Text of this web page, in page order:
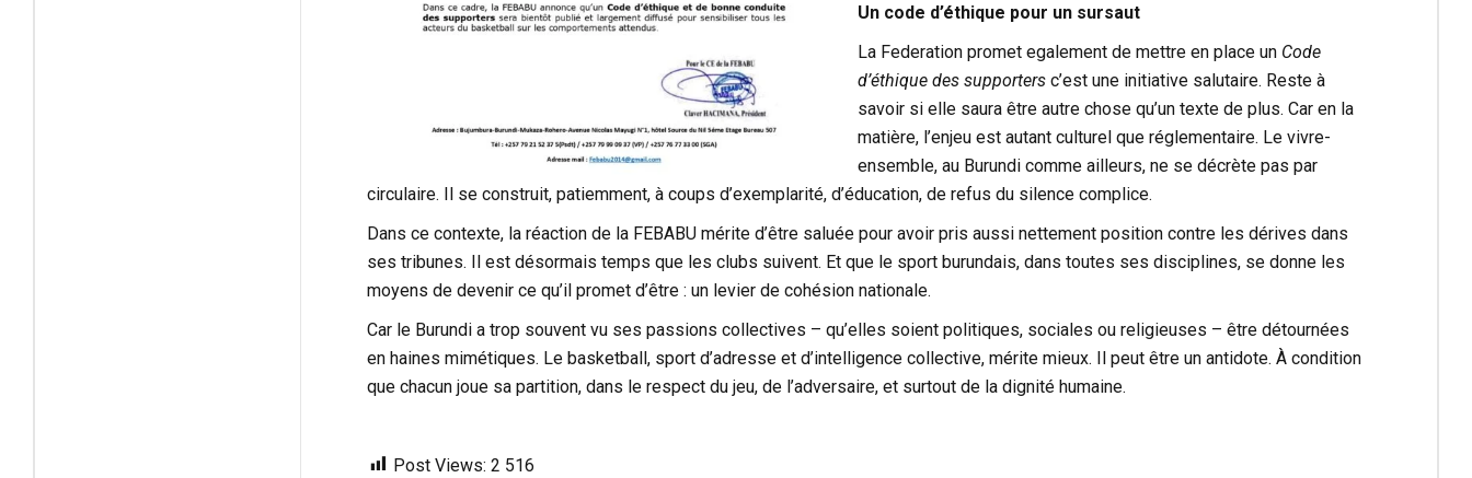
Un code d’éthique pour un sursaut
La Federation promet egalement de mettre en place un Code
d’éthique des supportersc’est une initiative salutaire. Reste à
savoir si elle saura être autre chose qu’un texte de plus. Car en la
matière, l’enjeu est autant culturel que réglementaire. Le vivre-
ensemble, au Burundi comme ailleurs, ne se décrète pas par
circulaire. Il se construit, patiemment, à coups d’exemplarité, d’éducation, de refus du silence complice.
Dans ce contexte, la réaction de la FEBABU mérite d’être saluée pour avoir pris aussi nettement position contre les dérives dans
ses tribunes. Il est désormais temps que les clubs suivent. Et que le sport burundais, dans toutes ses disciplines, se donne les
moyens de devenir ce qu’il promet d’être : un levier de cohésion nationale.
Car le Burundi a trop souvent vu ses passions collectives – qu’elles soient politiques, sociales ou religieuses – être détournées
en haines mimétiques. Le basketball, sport d’adresse et d’intelligence collective, mérite mieux. Il peut être un antidote. À condition
que chacun joue sa partition, dans le respect du jeu, de l’adversaire, et surtout de la dignité humaine.
Post Views: 2 516